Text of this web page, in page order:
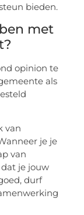
bieden.
met
opinion te
als
van
je je
van
je jouw
durf